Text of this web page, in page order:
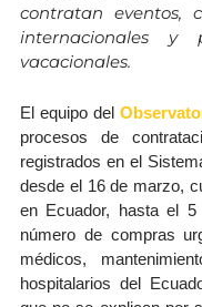
contratan eventos,
internacionales y
vacacionales.
El equipo del
procesos de
registrados en el
desde el 16 de marzo,
en Ecuador, hasta el
número de compras
médicos,
hospitalarios del